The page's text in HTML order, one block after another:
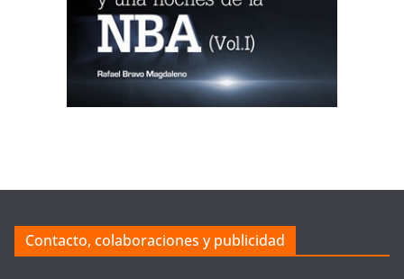
Contacto, colaboraciones y publicidad